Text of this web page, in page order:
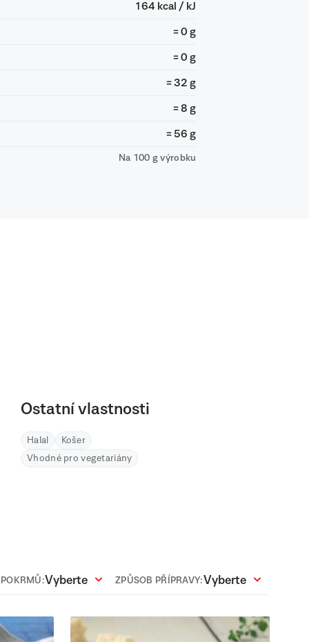
164 kcal / kJ
= 0 g
= 0 g
= 32 g
= 8 g
= 56 g
Na 100 g výrobku
Ostatní vlastnosti
Halal
Košer
Vhodné pro vegetariány
Vyberte ZPŮSOB PŘÍPRAVY:Vyberte